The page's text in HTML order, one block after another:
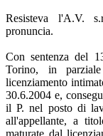
Resisteva l'A.V.
pronuncia.
Con sentenza del
Torino, in
licenziamento
30.6.2004 e,
il P. nel posto di
all'appellante, a
maturate dal